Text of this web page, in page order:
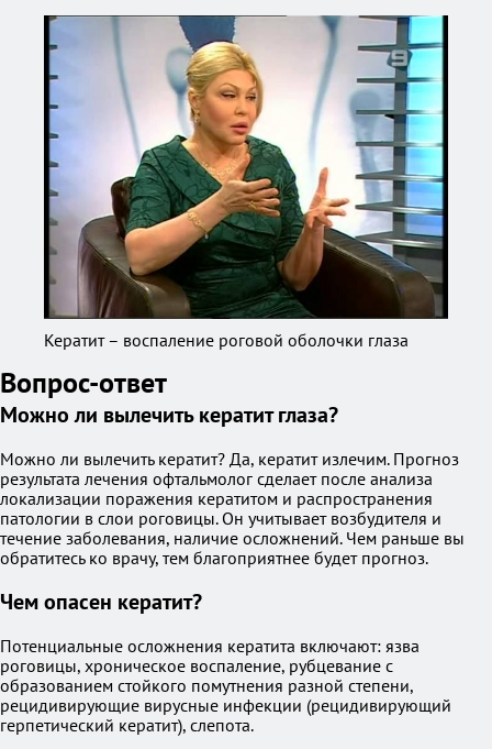
Кератит – воспаление роговой оболочки глаза
Вопрос-ответ
Можно ли вылечить кератит глаза?
Можно ли вылечить кератит? Да, кератит излечим. Прогноз
результата лечения офтальмолог сделает после анализа
локализации поражения кератитом и распространения
патологии в слои роговицы. Он учитывает возбудителя и
течение заболевания, наличие осложнений. Чем раньше вы
обратитесь ко врачу, тем благоприятнее будет прогноз.
Чем опасен кератит?
Потенциальные осложнения кератита включают: язва
роговицы, хроническое воспаление, рубцевание с
образованием стойкого помутнения разной степени,
рецидивирующие вирусные инфекции (рецидивирующий
герпетический кератит), слепота.